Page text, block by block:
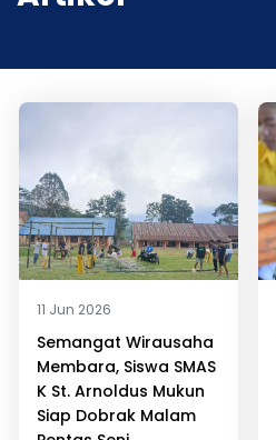
11 Jun 2026
Semangat Wirausaha
Membara, Siswa SMAS
K St. Arnoldus Mukun
Siap Dobrak Malam